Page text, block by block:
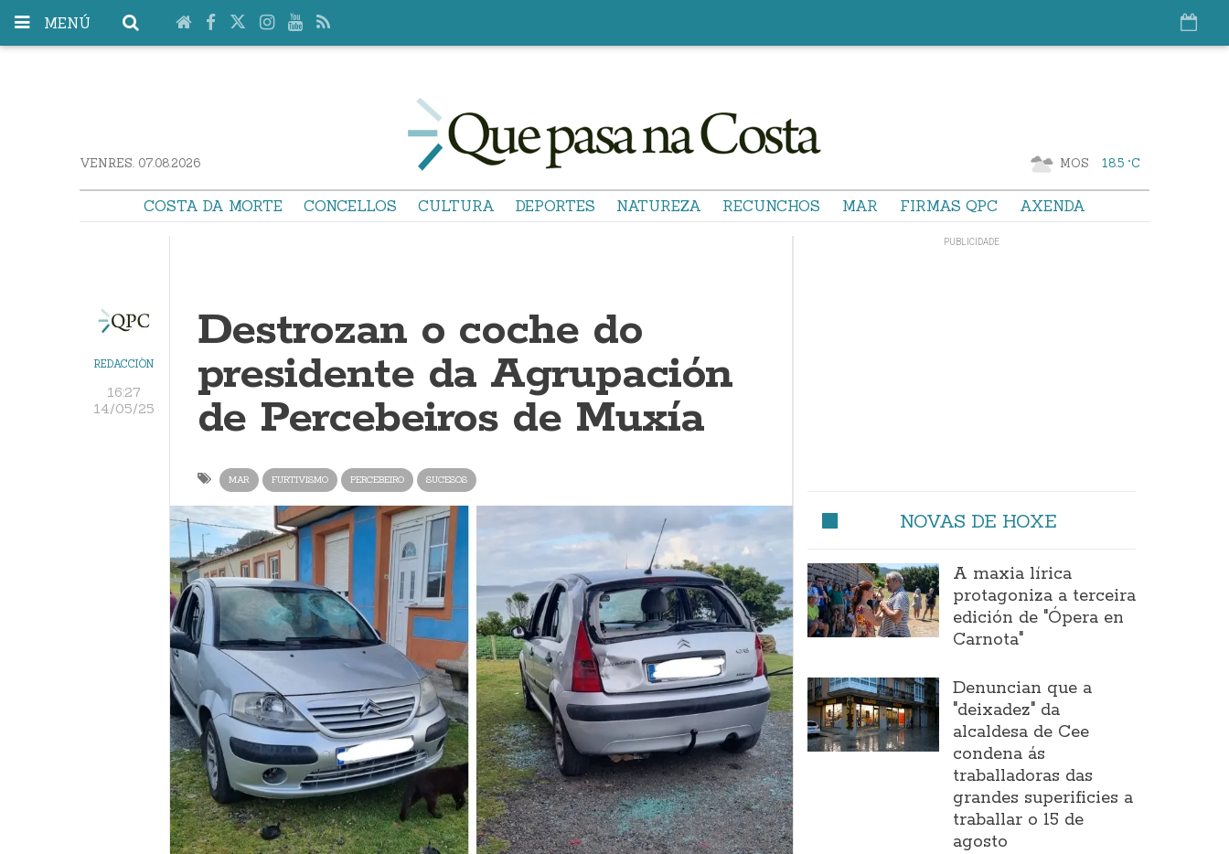
MENÚ
VENRES. 07.08.2026 MOS 18.5 °C
COSTA DA MORTE CONCELLOS CULTURA DEPORTES NATUREZA RECUNCHOS MAR FIRMAS QPC AXENDA
REDACCIÓN
16:27
14/05/25
Destrozan o coche do
presidente da Agrupación
de Percebeiros de Muxía
MAR FURTIVISMO PERCEBEIRO SUCESOS
NOVAS DE HOXE
A maxia lírica
protagoniza a terceira
edición de "Ópera en
Carnota"
Denuncian que a
"deixadez" da
alcaldesa de Cee
condena ás
traballadoras das
grandes superificies a
traballar o 15 de
agosto